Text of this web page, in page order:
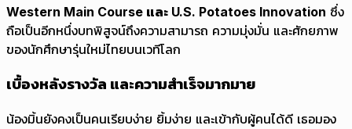
Western Main Course และ U.S. Potatoes Innovation ซึ่ง
ถือเป็นอีกหนึ่งบทพิสูจน์ถึงความสามารถ ความมุ่งมั่น และศักยภาพ
ของนักศึกษารุ่นใหม่ไทยบนเวทีโลก
เบื้องหลังรางวัล และความสำเร็จมากมาย
น้องมิ้นยังคงเป็นคนเรียบง่าย ยิ้มง่าย และเข้ากับผู้คนได้ดี เธอมอง